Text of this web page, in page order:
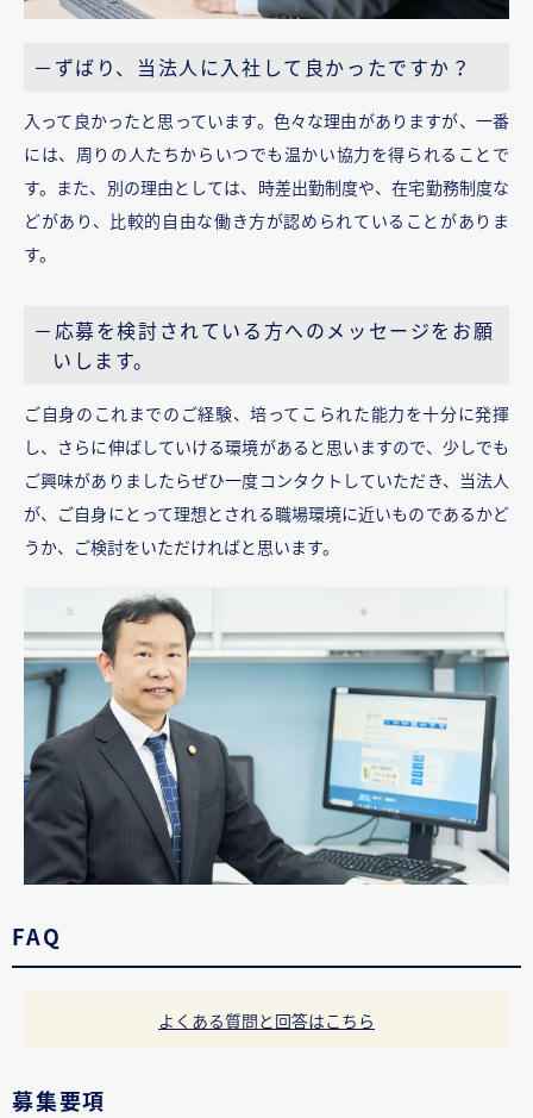
－ずばり、当法人に入社して良かったですか？
入って良かったと思っています。色々な理由がありますが、一番
には、周りの人たちからいつでも温かい協力を得られることで
す。また、別の理由としては、時差出勤制度や、在宅勤務制度な
どがあり、比較的自由な働き方が認められていることがありま
す。
－応募を検討されている方へのメッセージをお願
いします。
ご自身のこれまでのご経験、培ってこられた能力を十分に発揮
し、さらに伸ばしていける環境があると思いますので、少しでも
ご興味がありましたらぜひ一度コンタクトしていただき、当法人
が、ご自身にとって理想とされる職場環境に近いものであるかど
うか、ご検討をいただければと思います。
FAQ
よくある質問と回答はこちら
募集要項